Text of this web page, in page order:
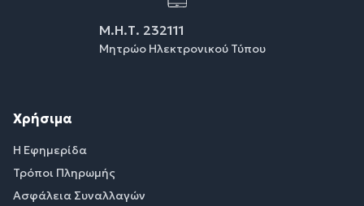
Μ.Η.Τ. 232111
Μητρώο Ηλεκτρονικού Τύπου
Χρήσιμα
Η Εφημερίδα
Τρόποι Πληρωμής
Ασφάλεια Συναλλαγών